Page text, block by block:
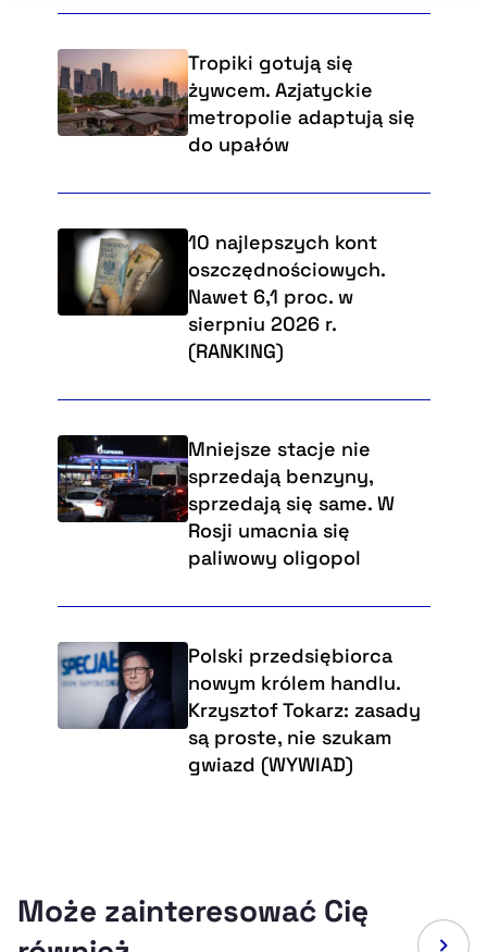
Tropiki gotują się
żywcem. Azjatyckie
metropolie adaptują się
do upałów
10 najlepszych kont
oszczędnościowych.
Nawet 6,1 proc. w
sierpniu 2026 r.
(RANKING)
Mniejsze stacje nie
sprzedają benzyny,
sprzedają się same. W
Rosji umacnia się
paliwowy oligopol
Polski przedsiębiorca
nowym królem handlu.
Krzysztof Tokarz: zasady
są proste, nie szukam
gwiazd (WYWIAD)
Może zainteresować Cię